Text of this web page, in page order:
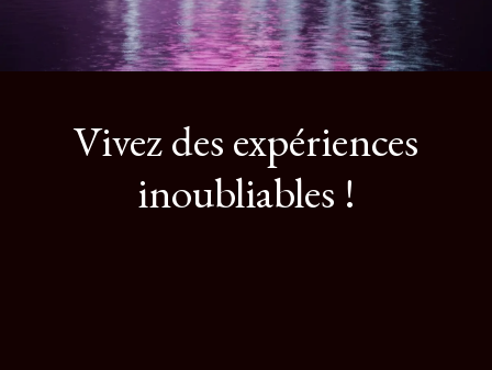
Vivez des expériences
inoubliables !